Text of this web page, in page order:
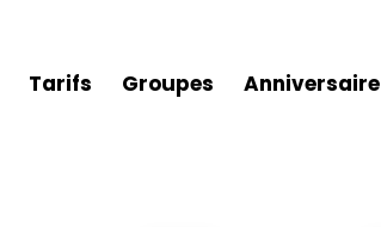
Tarifs Groupes Anniversaire